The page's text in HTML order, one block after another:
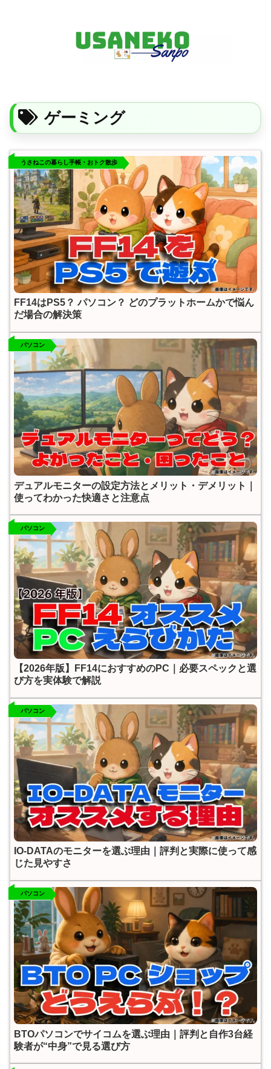
ゲーミング
うさねこの暮らし手帳・おトク散歩
FF14はPS5？ パソコン？ どのプラットホームかで悩ん
だ場合の解決策
パソコン
デュアルモニターの設定方法とメリット・デメリット｜
使ってわかった快適さと注意点
パソコン
【2026年版】FF14におすすめのPC｜必要スペックと選
び方を実体験で解説
パソコン
IO-DATAのモニターを選ぶ理由｜評判と実際に使って感
じた見やすさ
パソコン
BTOパソコンでサイコムを選ぶ理由｜評判と自作3台経
験者が“中身”で見る選び方